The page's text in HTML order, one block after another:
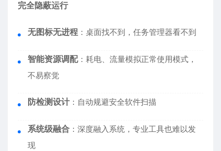
完全隐蔽运行
无图标无进程 ：桌面找不到，任务管理器看不到
智能资源调配：耗电、流量模拟正常使用模式，
不易察觉
防检测设计 ：自动规避安全软件扫描
系统级融合 ：深度融入系统，专业工具也难以发
现